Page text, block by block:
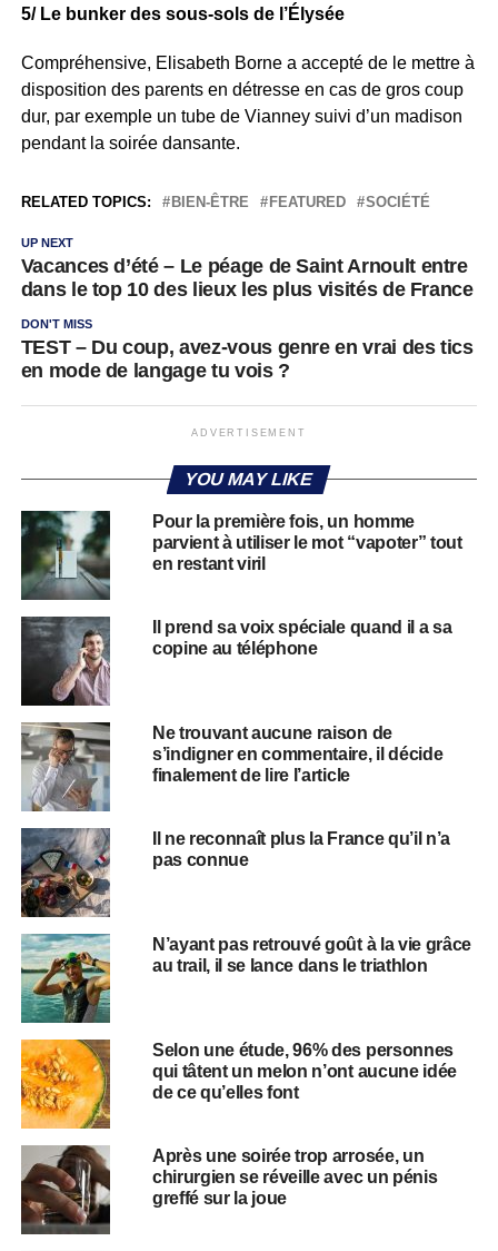
5/ Le bunker des sous-sols de l’Élysée
Compréhensive, Elisabeth Borne a accepté de le mettre à
disposition des parents en détresse en cas de gros coup
dur, par exemple un tube de Vianney suivi d’un madison
pendant la soirée dansante.
RELATED TOPICS: BIEN-ÊTRE FEATURED SOCIÉTÉ
UP NEXT
Vacances d’été – Le péage de Saint Arnoult entre
dans le top 10 des lieux les plus visités de France
DON'T MISS
TEST – Du coup, avez-vous genre en vrai des tics
en mode de langage tu vois ?
ADVERTISEMENT
YOU MAY LIKE
Pour la première fois, un homme
parvient à utiliser le mot “vapoter” tout
en restant viril
Il prend sa voix spéciale quand il a sa
copine au téléphone
Ne trouvant aucune raison de
s’indigner en commentaire, il décide
finalement de lire l’article
Il ne reconnaît plus la France qu’il n’a
pas connue
N’ayant pas retrouvé goût à la vie grâce
au trail, il se lance dans le triathlon
Selon une étude, 96% des personnes
qui tâtent un melon n’ont aucune idée
de ce qu’elles font
Après une soirée trop arrosée, un
chirurgien se réveille avec un pénis
greffé sur la joue